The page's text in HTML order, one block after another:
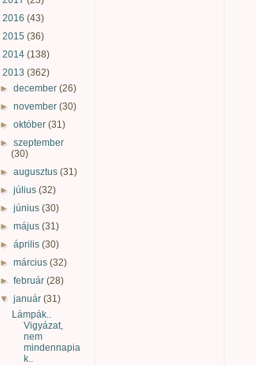
2016 (43)
2015 (36)
2014 (138)
2013 (362)
►december(26)
►november(30)
►október(31)
►szeptember
(30)
►augusztus(31)
►július(32)
►június(30)
►május(31)
►április(30)
►március(32)
►február(28)
▼január(31)
Lámpák..
Vigyázat,
nem
mindennapia
k..